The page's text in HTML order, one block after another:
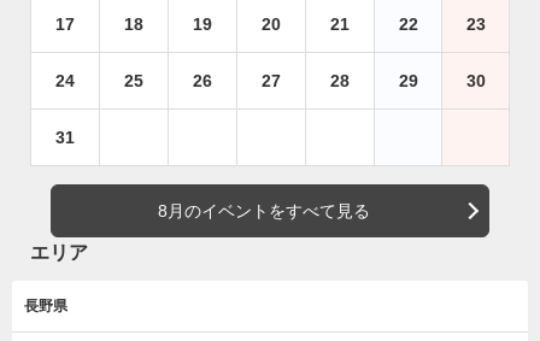
17 18 19 20 21 22 23
24 25 26 27 28 29 30
31
8月のイベントをすべて見る
エリア
長野県